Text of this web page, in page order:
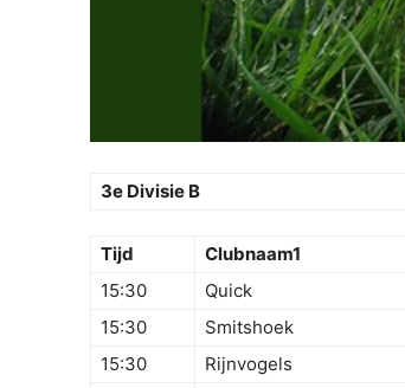
3e Divisie B
Tijd Clubnaam1
15:30
Quick
15:30
Smitshoek
15:30
Rijnvogels